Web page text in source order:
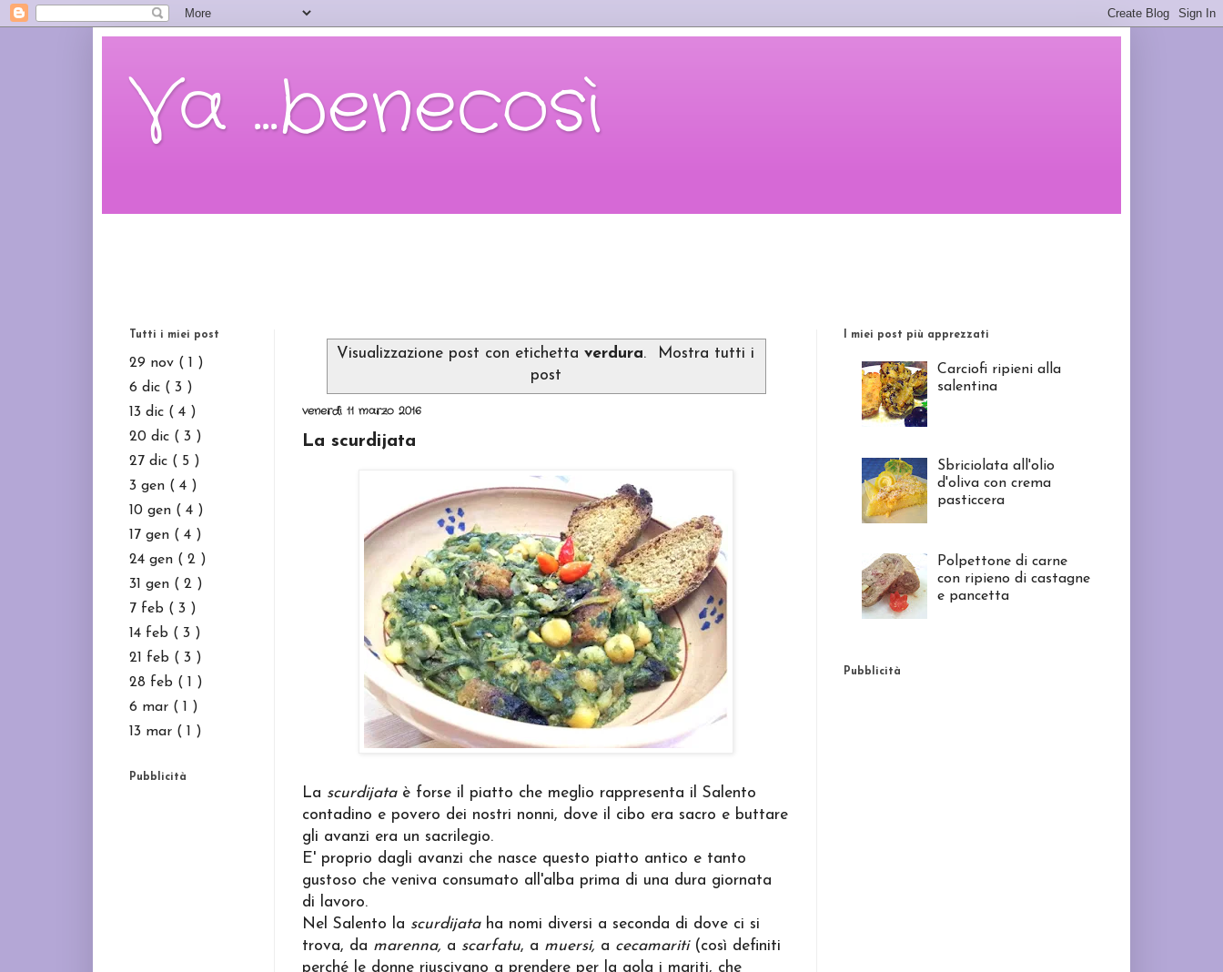
Va ...benecosì
Visualizzazione post con etichetta verdura.
Mostra tutti i
post
venerdì 11 marzo 2016
La scurdijata
La scurdijataè forse il piatto che meglio rappresenta il Salento
contadino e povero dei nostri nonni, dove il cibo era sacro e buttare
gli avanzi era un sacrilegio.
E' proprio dagli avanzi che nasce questo piatto antico e tanto
gustoso che veniva consumato all'alba prima di una dura giornata
di lavoro.
Nel Salento la scurdijataha nomi diversi a seconda di dove ci si
trova, da marenna, a scarfatu, a muersi, a cecamariti (così definiti
perché le donne riuscivano a prendere per la gola i mariti, che
Tutti i miei post
29 nov ( 1 )
6 dic ( 3 )
13 dic ( 4 )
20 dic ( 3 )
27 dic ( 5 )
3 gen ( 4 )
10 gen ( 4 )
17 gen ( 4 )
24 gen ( 2 )
31 gen ( 2 )
7 feb ( 3 )
14 feb ( 3 )
21 feb ( 3 )
28 feb ( 1 )
6 mar ( 1 )
13 mar ( 1 )
Pubblicità
I miei post più apprezzati
Carciofi ripieni alla
salentina
Sbriciolata all'olio
d'oliva con crema
pasticcera
Polpettone di carne
con ripieno di castagne
e pancetta
Pubblicità